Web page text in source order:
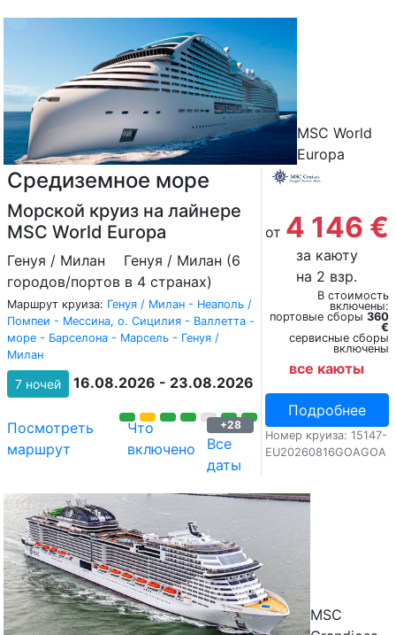
MSC World
Europa
Средиземное море
Морской круиз на лайнере
MSC World Europa
Генуя / Милан
Генуя / Милан (6
городов/портов в 4 странах)
Маршрут круиза: Генуя / Милан - Неаполь /
Помпеи - Мессина, о. Сицилия - Валлетта -
море - Барселона - Марсель - Генуя /
Милан
7 ночей 16.08.2026 - 23.08.2026
Посмотреть
маршрут
Что
включено
+28
Все
даты
от 4 146 €
за каюту
на 2 взр.
В стоимость
включены:
портовые сборы 360
€
сервисные сборы
включены
все каюты
Подробнее
Номер круиза: 15147-
EU20260816GOAGOA
MSC